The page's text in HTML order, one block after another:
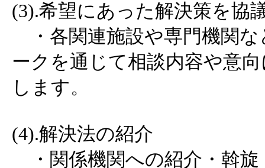
(3).希望にあった解決策を協
・各関連施設や専門機関な
ークを通じて相談内容や意
します。
(4).解決法の紹介
・関係機関への紹介・斡旋